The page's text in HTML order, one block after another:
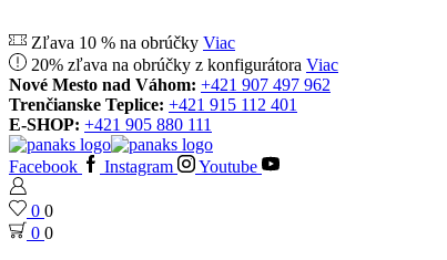
Zľava 10 % na obrúčky Viac
20% zľava na obrúčky z konfigurátora Viac
Nové Mesto nad Váhom: +421 907 497 962
Trenčianske Teplice: +421 915 112 401
E-SHOP: +421 905 880 111
Facebook Instagram Youtube
0 0
0 0